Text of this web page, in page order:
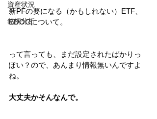
資産状況
銘柄分析
新PFの要になる（かもしれない）ETF、
EDOCについて。
って言っても、まだ設定されたばかりっ
ぽい？ので、あんまり情報無いんですよ
ね。
大丈夫かそんなんで。